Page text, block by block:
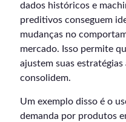
dados históricos e
preditivos conseguem
mudanças no
mercado. Isso permite
ajustem suas
consolidem.
Um exemplo disso é o
demanda por produtos